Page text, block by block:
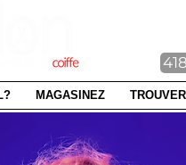
MAGASINEZ